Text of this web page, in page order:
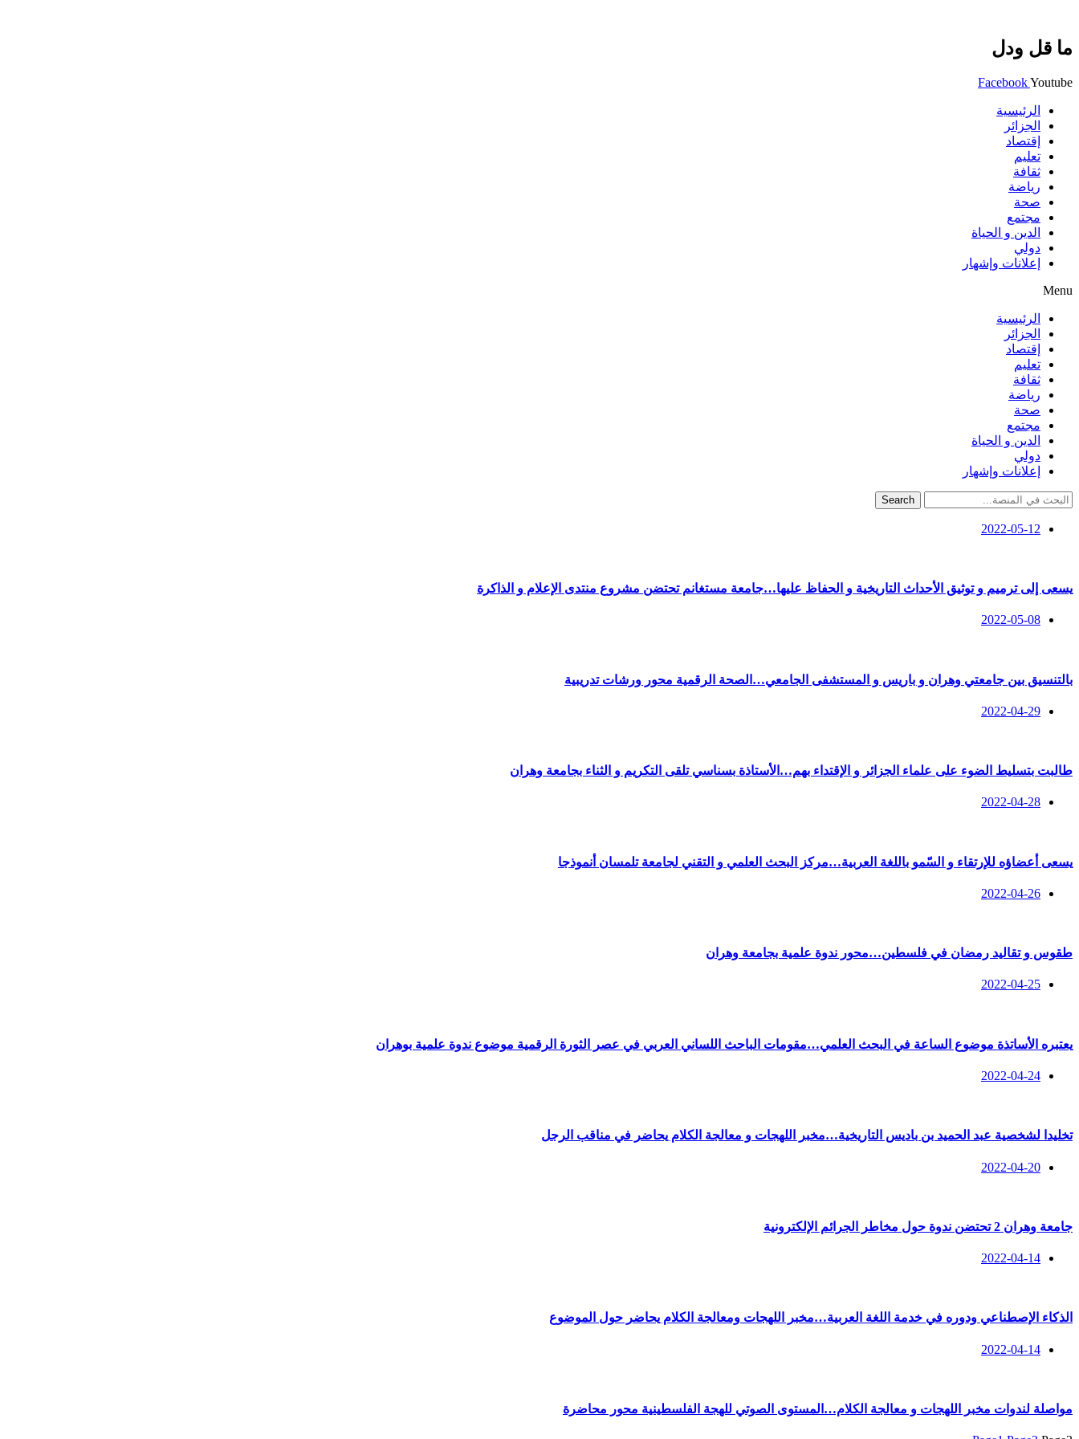
ما قل ودل
FacebookYoutube
الرئيسية
الجزائر
إقتصاد
تعليم
ثقافة
رياضة
صحة
مجتمع
الدين و الحياة
دولي
إعلانات وإشهار
Menu
الرئيسية
الجزائر
إقتصاد
تعليم
ثقافة
رياضة
صحة
مجتمع
الدين و الحياة
دولي
إعلانات وإشهار
Search
2022-05-12
يسعى إلى ترميم و توثيق الأحداث التاريخية و الحفاظ عليها…جامعة مستغانم تحتضن مشروع منتدى الإعلام و الذاكرة
2022-05-08
بالتنسيق بين جامعتي وهران و باريس و المستشفى الجامعي…الصحة الرقمية محور ورشات تدريبية
2022-04-29
طالبت بتسليط الضوء على علماء الجزائر و الإقتداء بهم…الأستاذة بسناسي تلقى التكريم و الثناء بجامعة وهران
2022-04-28
يسعى أعضاؤه للإرتقاء و السّمو باللغة العربية…مركز البحث العلمي و التقني لجامعة تلمسان أنموذجا
2022-04-26
طقوس و تقاليد رمضان في فلسطين…محور ندوة علمية بجامعة وهران
2022-04-25
يعتبره الأساتذة موضوع الساعة في البحث العلمي…مقومات الباحث اللساني العربي في عصر الثورة الرقمية موضوع ندوة علمية بوهران
2022-04-24
تخليدا لشخصية عبد الحميد بن باديس التاريخية…مخبر اللهجات و معالجة الكلام يحاضر في مناقب الرجل
2022-04-20
جامعة وهران 2 تحتضن ندوة حول مخاطر الجرائم الإلكترونية
2022-04-14
الذكاء الإصطناعي ودوره في خدمة اللغة العربية…مخبر اللهجات ومعالجة الكلام يحاضر حول الموضوع
2022-04-14
مواصلة لندوات مخبر اللهجات و معالجة الكلام…المستوى الصوتي للهجة الفلسطينية محور محاضرة